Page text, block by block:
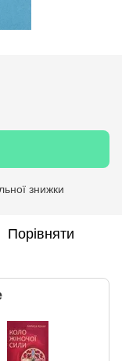
знижки
Порівняти